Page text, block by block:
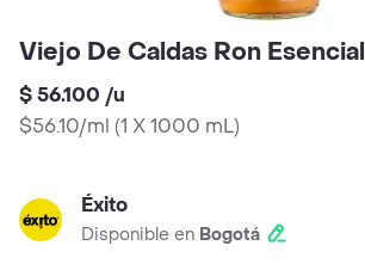
Viejo De Caldas Ron Esencial
$ 56.100 /u
$56.10/ml (1 X 1000 mL)
Éxito
Disponible en Bogotá